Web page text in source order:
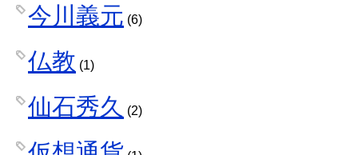
今川義元 (6)
仏教 (1)
仙石秀久 (2)